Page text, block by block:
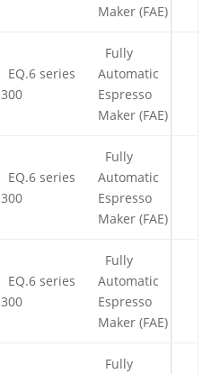
Maker (FAE)
EQ.6 series
300
Fully
Automatic
Espresso
Maker (FAE)
EQ.6 series
300
Fully
Automatic
Espresso
Maker (FAE)
EQ.6 series
300
Fully
Automatic
Espresso
Maker (FAE)
Fully